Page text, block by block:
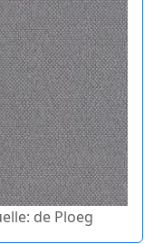
de Ploeg